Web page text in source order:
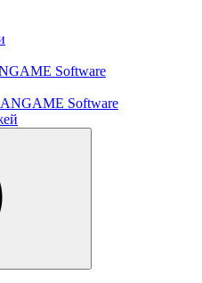
Software
Software